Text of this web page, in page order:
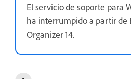
El servicio de soporte para
ha interrumpido a partir de
Organizer 14.